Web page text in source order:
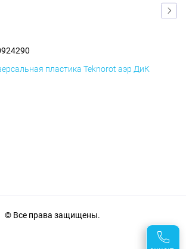
пластика Teknorot аэр ДиК
© Все права защищены.